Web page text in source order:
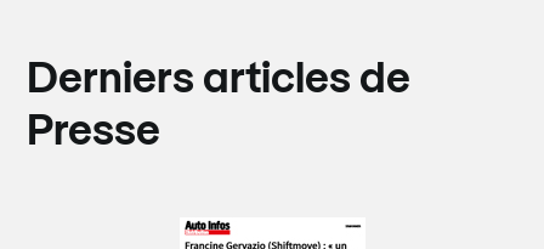
Derniers articles de
Presse